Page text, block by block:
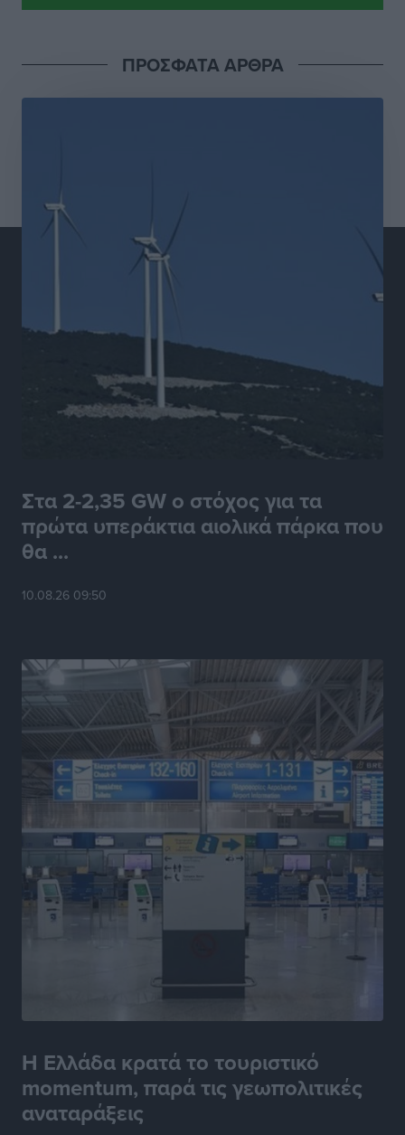
ΠΡΟΣΦΑΤΑ ΑΡΘΡΑ
Στα 2-2,35 GW ο στόχος για τα
πρώτα υπεράκτια αιολικά πάρκα που
θα ...
10.08.26 09:50
Η Ελλάδα κρατά το τουριστικό
momentum, παρά τις γεωπολιτικές
αναταράξεις